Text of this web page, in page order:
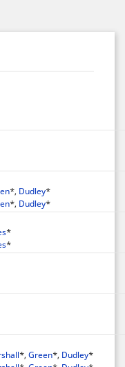
*, Dudley*
*, Dudley*
*
*
*, Green*, Dudley*